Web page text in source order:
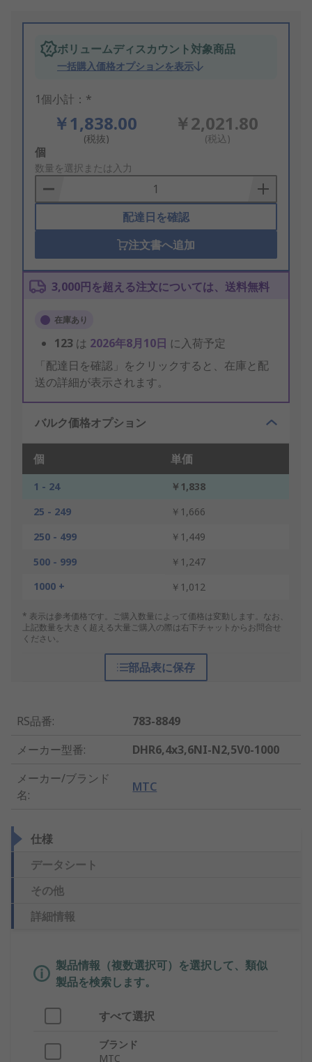
ボリュームディスカウント対象商品
一括購入価格オプションを表示
1個小計：*
￥1,838.00
(税抜)
￥2,021.80
(税込)
Add
to
Basket
個
数量を選択または入力
配達日を確認
注文書へ追加
3,000円を超える注文については、送料無料
在庫あり
123 は 2026年8月10日 に入荷予定
「配達日を確認」をクリックすると、在庫と配
送の詳細が表示されます。
バルク価格オプション
個 単価
1 - 24
￥1,838
25 - 249
￥1,666
250 - 499
￥1,449
500 - 999
￥1,247
1000 +
￥1,012
* 表示は参考価格です。ご購入数量によって価格は変動します。なお、
上記数量を大きく超える大量ご購入の際は右下チャットからお問合せ
ください。
部品表に保存
RS品番:
783-8849
メーカー型番:
DHR6,4x3,6NI-N2,5V0-1000
メーカー/ブランド
名:
MTC
仕様
データシート
その他
詳細情報
製品情報（複数選択可）を選択して、類似
製品を検索します。
すべて選択
ブランド
MTC